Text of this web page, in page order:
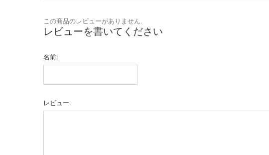
この商品のレビューがありません.
レビューを書いてください
名前:
レビュー: